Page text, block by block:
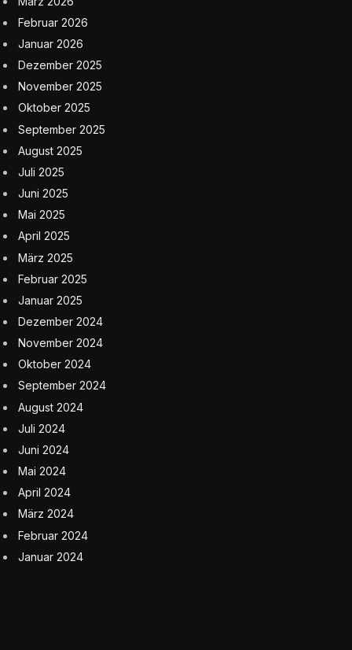
Februar 2026
Januar 2026
Dezember 2025
November 2025
Oktober 2025
September 2025
August 2025
Juli 2025
Juni 2025
Mai 2025
April 2025
März 2025
Februar 2025
Januar 2025
Dezember 2024
November 2024
Oktober 2024
September 2024
August 2024
Juli 2024
Juni 2024
Mai 2024
April 2024
März 2024
Februar 2024
Januar 2024